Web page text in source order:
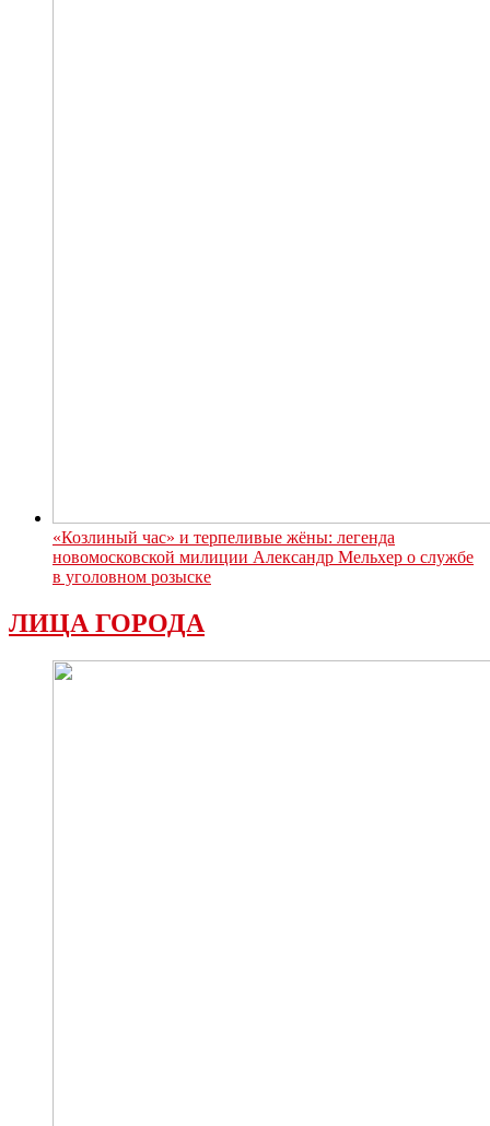
«Козлиный час» и терпеливые жёны: легенда
новомосковской милиции Александр Мельхер о службе
в уголовном розыске
ЛИЦА ГОРОДА